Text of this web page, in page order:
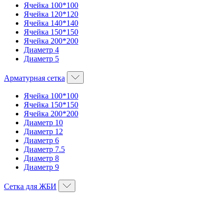
Ячейка 100*100
Ячейка 120*120
Ячейка 140*140
Ячейка 150*150
Ячейка 200*200
Диаметр 4
Диаметр 5
Арматурная сетка
Ячейка 100*100
Ячейка 150*150
Ячейка 200*200
Диаметр 10
Диаметр 12
Диаметр 6
Диаметр 7.5
Диаметр 8
Диаметр 9
Сетка для ЖБИ